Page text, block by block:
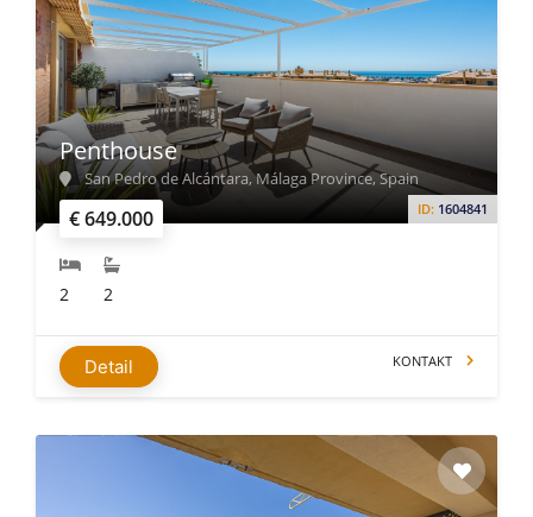
€ 649.000 ID: 1604841
Penthouse
San Pedro de Alcántara, Málaga Province, Spain
2 2
Detail KONTAKT